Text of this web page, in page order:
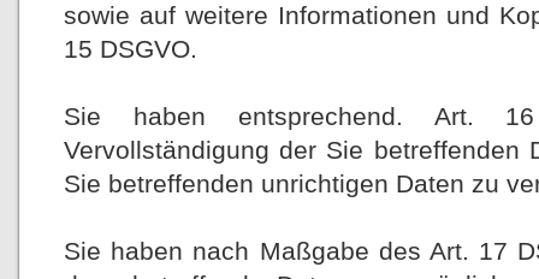
sowie auf weitere Informationen und
15 DSGVO.
Sie haben entsprechend. Art.
Vervollständigung der Sie betreffenden
Sie betreffenden unrichtigen Daten zu
Sie haben nach Maßgabe des Art. 17